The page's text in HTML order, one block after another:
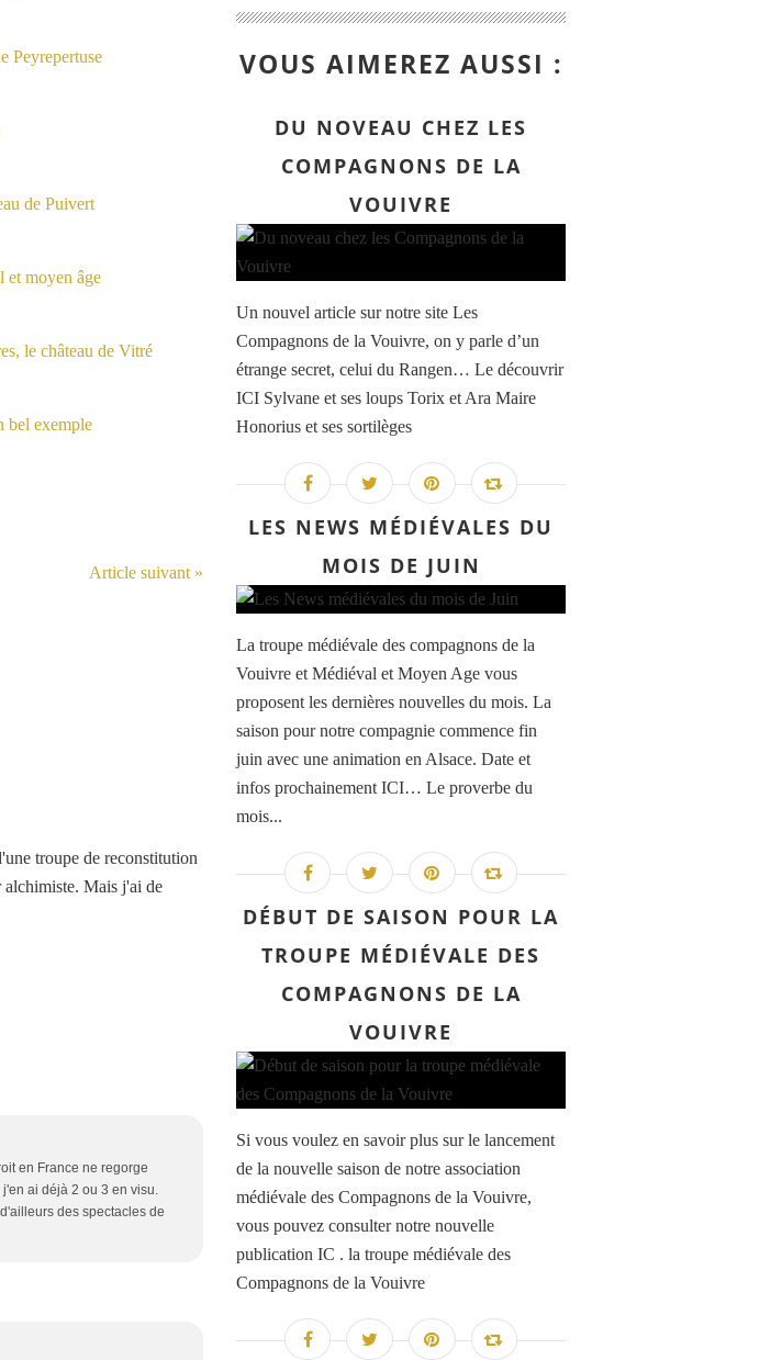
Article suivant »
troupe de reconstitution
alchimiste. Mais j'ai de
en France ne regorge
ai déjà 2 ou 3 en visu.
des spectacles de
VOUS AIMEREZ AUSSI :
DU NOVEAU CHEZ LES
COMPAGNONS DE LA
VOUIVRE
Un nouvel article sur notre site Les
Compagnons de la Vouivre, on y parle d’un
étrange secret, celui du Rangen… Le découvrir
ICI Sylvane et ses loups Torix et Ara Maire
Honorius et ses sortilèges
LES NEWS MÉDIÉVALES DU
MOIS DE JUIN
La troupe médiévale des compagnons de la
Vouivre et Médiéval et Moyen Age vous
proposent les dernières nouvelles du mois. La
saison pour notre compagnie commence fin
juin avec une animation en Alsace. Date et
infos prochainement ICI… Le proverbe du
mois...
DÉBUT DE SAISON POUR LA
TROUPE MÉDIÉVALE DES
COMPAGNONS DE LA
VOUIVRE
Si vous voulez en savoir plus sur le lancement
de la nouvelle saison de notre association
médiévale des Compagnons de la Vouivre,
vous pouvez consulter notre nouvelle
publication IC . la troupe médiévale des
Compagnons de la Vouivre